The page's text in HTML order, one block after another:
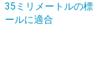
35ミリメートルの
ールに適合